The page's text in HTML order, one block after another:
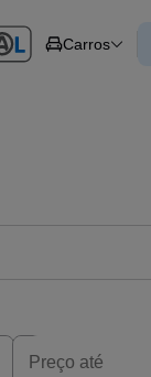
em
Carros Carros
Carros